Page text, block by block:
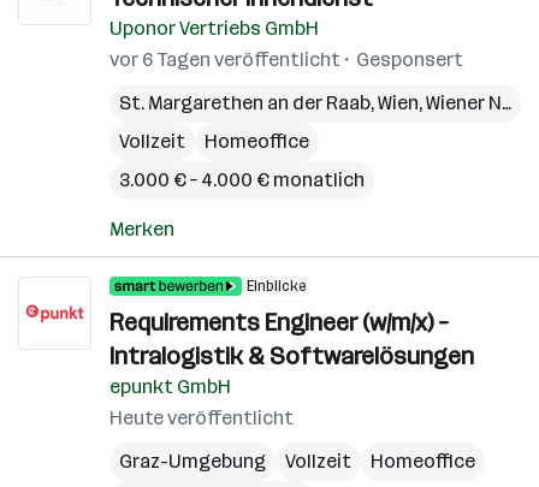
Uponor Vertriebs GmbH
vor 6 Tagen veröffentlicht
Gesponsert
St. Margarethen an der Raab,Wien,Wiener Neudorf
Vollzeit
Homeoffice
3.000 € – 4.000 € monatlich
Merken
Einblicke
Requirements Engineer (w/m/x) –
Intralogistik & Softwarelösungen
epunkt GmbH
Heute veröffentlicht
Graz-Umgebung
Vollzeit
Homeoffice